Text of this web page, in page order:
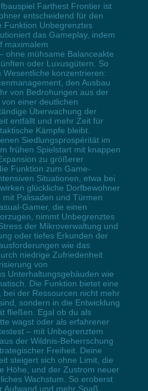
Farthest Frontier ist
entscheidend für den
Funktion Unbegrenztes
das Gameplay, indem
maximalem
ohne mühsame Balanceakte
oder Luxusgütern. So
konzentrieren:
den Ausbau
von Bedrohungen aus der
einer deutlichen
Überwachung der
entfällt und mehr Zeit für
Kämpfe bleibt.
Siedlungsprospérität im
frühen Spielstart mit knappen
zu größerer
Funktion zum Game-
Situationen, etwa bei
glückliche Dorfbewohner
Palisaden und Türmen
Gamer, die einen
nimmt Unbegrenztes
der Mikroverwaltung und
oder tiefes Erkunden der
wie das
niedrige Zufriedenheit
von
Unterhaltungsgebäuden wie
Die Funktion bietet eine
bei der Ressourcen nicht mehr
sondern in die Entwicklung
fließen. Egal ob du als
wagst oder als erfahrener
– mit Unbegrenztem
der Wildnis-Beherrschung
Freiheit. Deine
steigert sich ohne Limit, die
Höhe, und der Zustrom neuer
Wachstum. So eroberst
und mehr Spaß,